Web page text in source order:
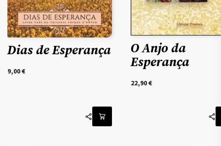
Dias de Esperança
9,00€
O Anjo da
Esperança
22,90€